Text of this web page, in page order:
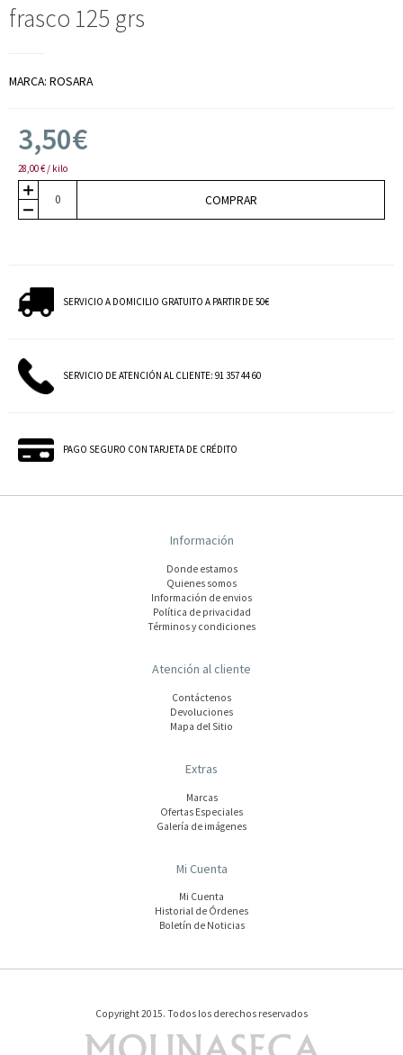
frasco 125 grs
MARCA: ROSARA
3,50€
28,00 € / kilo
COMPRAR
SERVICIO A DOMICILIO GRATUITO A PARTIR DE 50€
SERVICIO DE ATENCIÓN AL CLIENTE: 91 357 44 60
PAGO SEGURO CON TARJETA DE CRÉDITO
Información
Donde estamos
Quienes somos
Información de envios
Polí­tica de privacidad
Términos y condiciones
Atención al cliente
Contáctenos
Devoluciones
Mapa del Sitio
Extras
Marcas
Ofertas Especiales
Galería de imágenes
Mi Cuenta
Mi Cuenta
Historial de Órdenes
Boletín de Noticias
Copyright 2015. Todos los derechos reservados